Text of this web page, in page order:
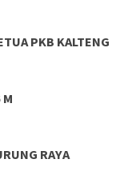
PKB KALTENG
RAYA